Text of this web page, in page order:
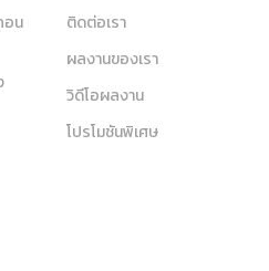
อน
ติดต่อเรา
ผลงานของเรา
วิดีโอผลงาน
โปรโมชันพิเศษ